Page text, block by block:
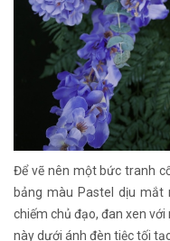
Để vẽ nên một bức tranh
bảng màu Pastel dịu mắt
chiếm chủ đạo, đan xen với
này dưới ánh đèn tiệc tối